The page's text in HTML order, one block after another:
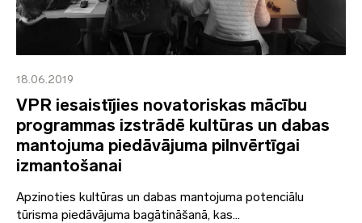
18.06.2019
VPR iesaistījies novatoriskas mācību
programmas izstrādē kultūras un dabas
mantojuma piedāvājuma pilnvērtīgai
izmantošanai
Apzinoties kultūras un dabas mantojuma potenciālu
tūrisma piedāvājuma bagātināšanā, kas...